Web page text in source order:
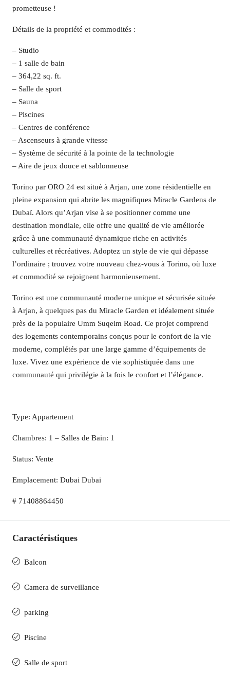
prometteuse !
Détails de la propriété et commodités :
– Studio
– 1 salle de bain
– 364,22 sq. ft.
– Salle de sport
– Sauna
– Piscines
– Centres de conférence
– Ascenseurs à grande vitesse
– Système de sécurité à la pointe de la technologie
– Aire de jeux douce et sablonneuse
Torino par ORO 24 est situé à Arjan, une zone résidentielle en
pleine expansion qui abrite les magnifiques Miracle Gardens de
Dubaï. Alors qu’Arjan vise à se positionner comme une
destination mondiale, elle offre une qualité de vie améliorée
grâce à une communauté dynamique riche en activités
culturelles et récréatives. Adoptez un style de vie qui dépasse
l’ordinaire ; trouvez votre nouveau chez-vous à Torino, où luxe
et commodité se rejoignent harmonieusement.
Torino est une communauté moderne unique et sécurisée située
à Arjan, à quelques pas du Miracle Garden et idéalement située
près de la populaire Umm Suqeim Road. Ce projet comprend
des logements contemporains conçus pour le confort de la vie
moderne, complétés par une large gamme d’équipements de
luxe. Vivez une expérience de vie sophistiquée dans une
communauté qui privilégie à la fois le confort et l’élégance.
Type: Appartement
Chambres: 1 – Salles de Bain: 1
Status: Vente
Emplacement: Dubai Dubai
# 71408864450
Caractéristiques
Balcon
Camera de surveillance
parking
Piscine
Salle de sport